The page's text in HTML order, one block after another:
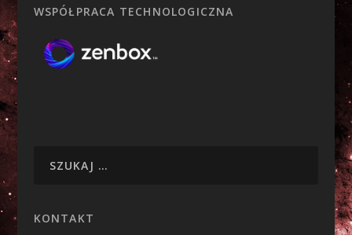
WSPÓŁPRACA TECHNOLOGICZNA
KONTAKT